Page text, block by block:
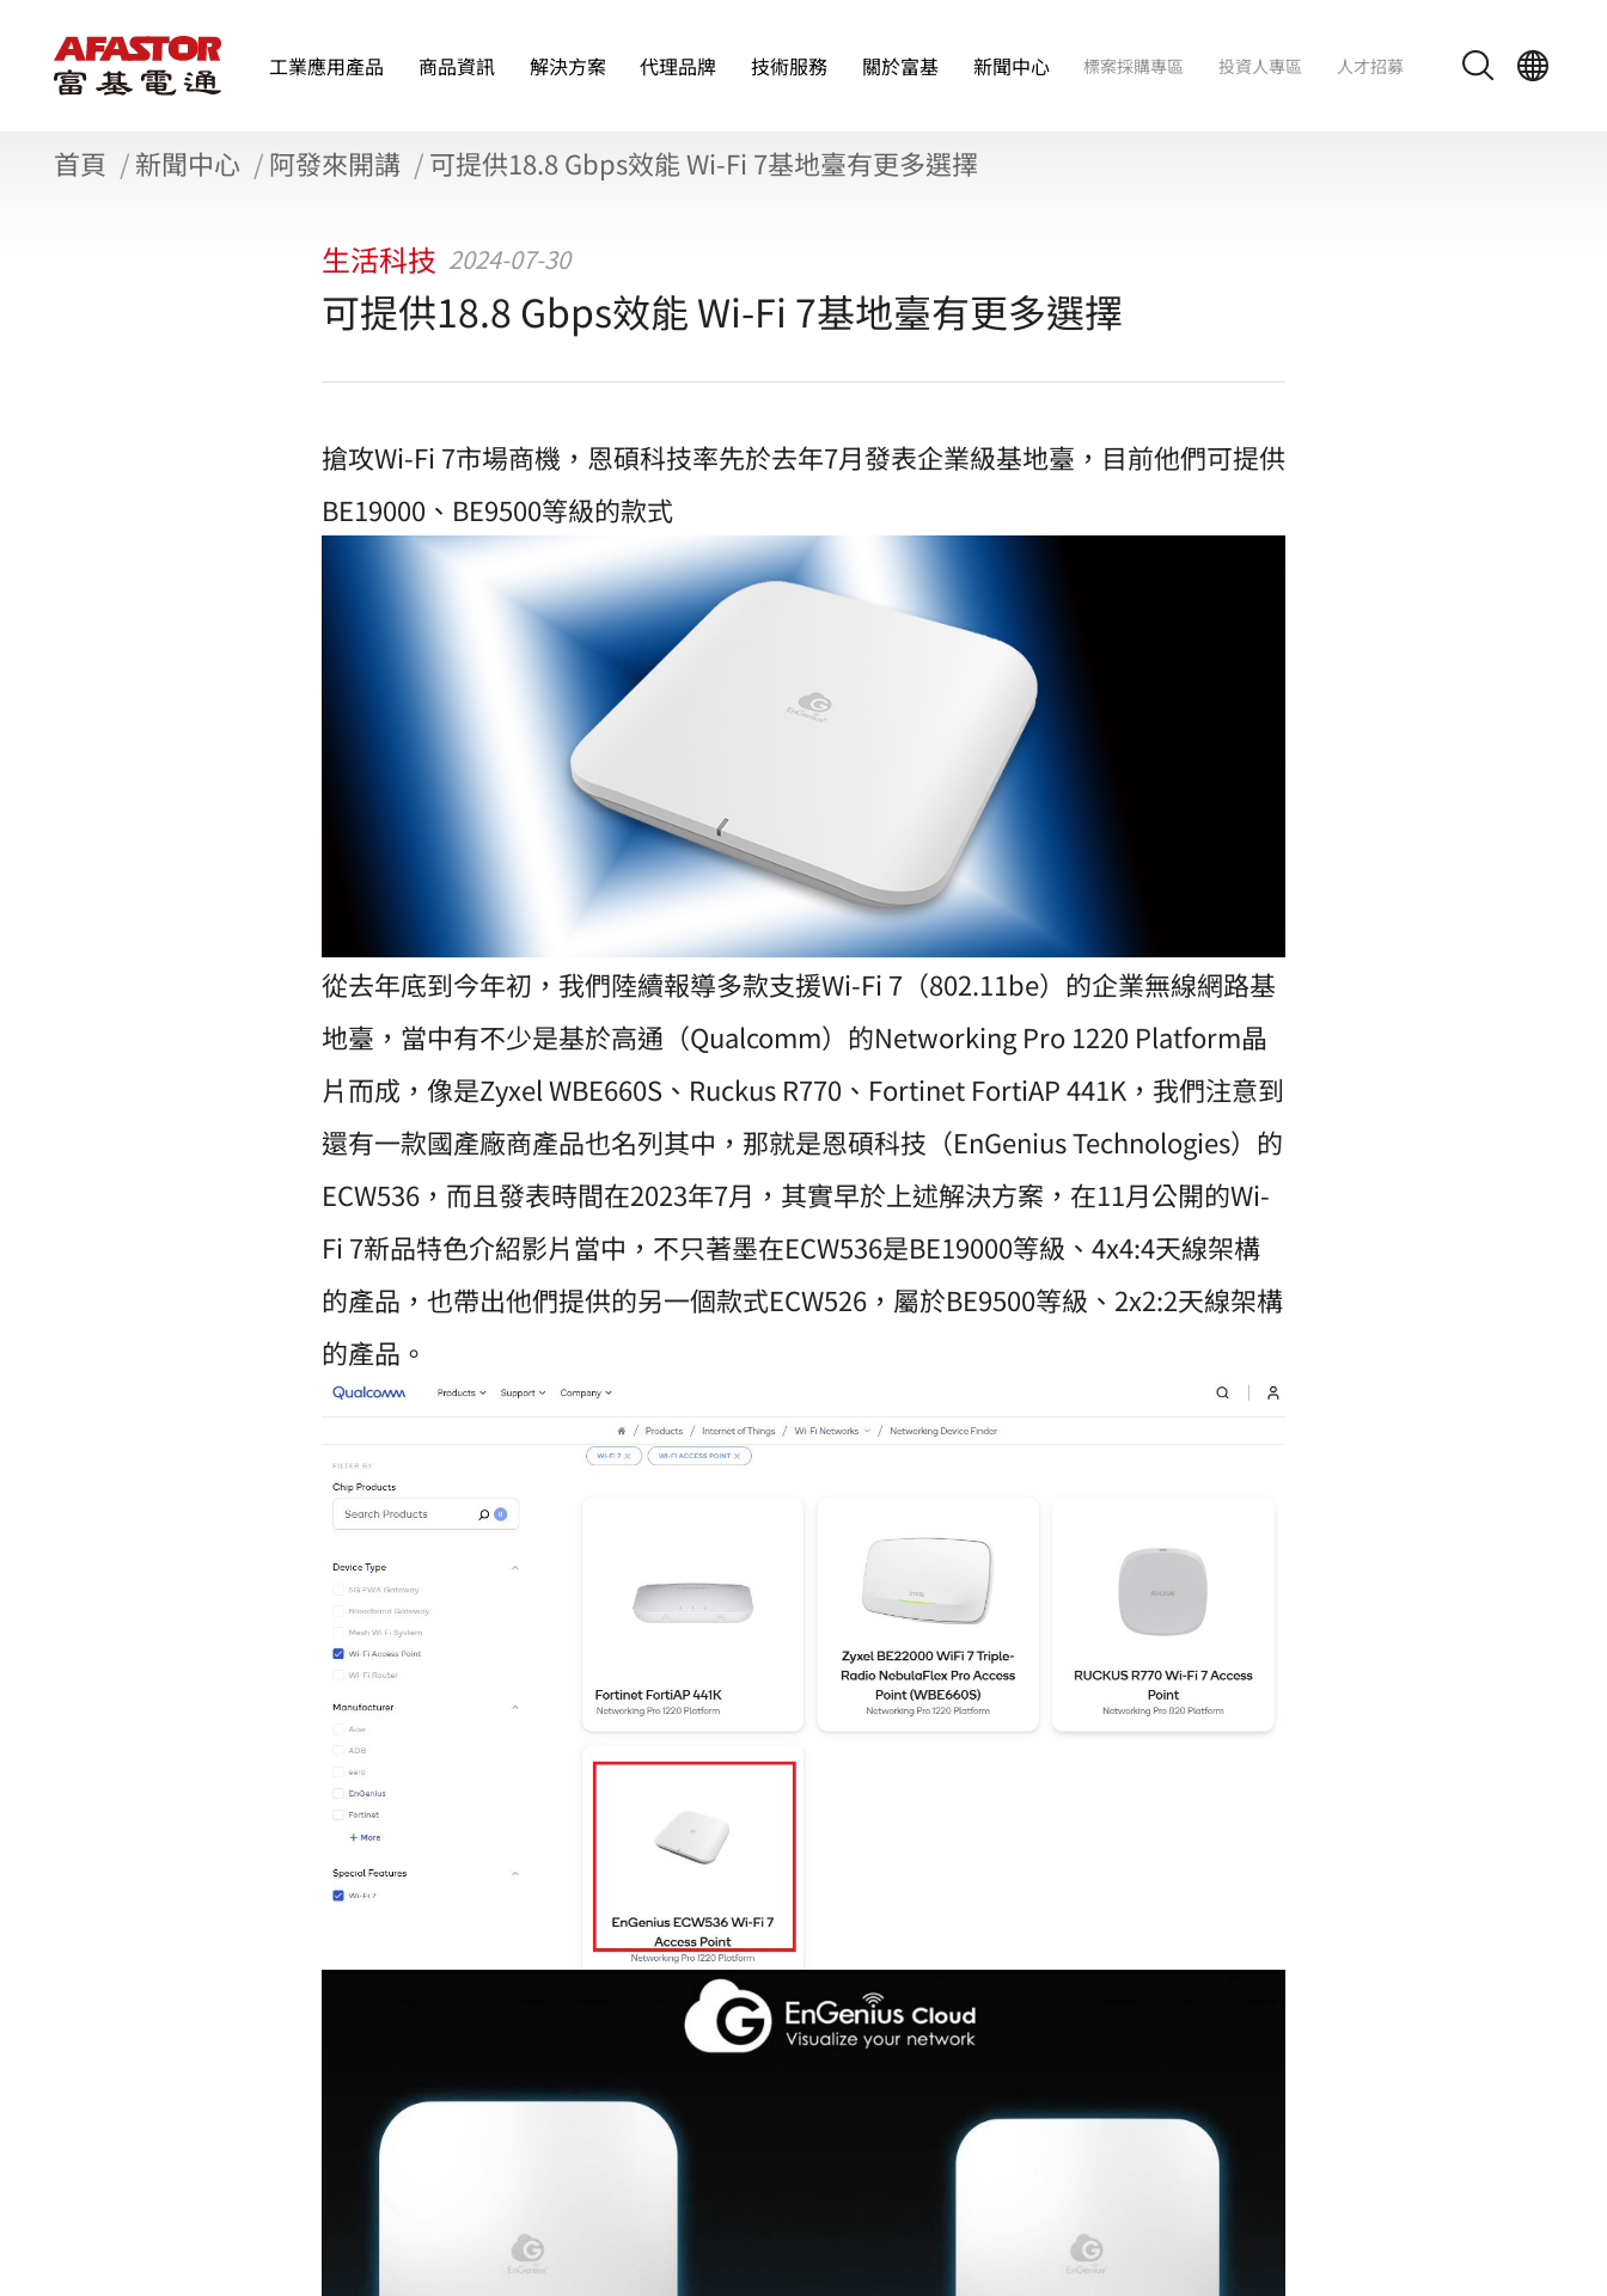
工業應用產品 商品資訊 解決方案 代理品牌 技術服務 關於富基 新聞中心 標案採購專區 投資人專區 人才招募
首頁 新聞中心 阿發來開講 可提供18.8 Gbps效能 Wi-Fi 7基地臺有更多選擇
生活科技 2024-07-30
可提供18.8 Gbps效能 Wi-Fi 7基地臺有更多選擇
搶攻Wi-Fi 7市場商機，恩碩科技率先於去年7月發表企業級基地臺，目前他們可提供
BE19000、BE9500等級的款式
從去年底到今年初，我們陸續報導多款支援Wi-Fi 7（802.11be）的企業無線網路基
地臺，當中有不少是基於高通（Qualcomm）的Networking Pro 1220 Platform晶
片而成，像是Zyxel WBE660S、Ruckus R770、Fortinet FortiAP 441K，我們注意到
還有一款國產廠商產品也名列其中，那就是恩碩科技（EnGenius Technologies）的
ECW536，而且發表時間在2023年7月，其實早於上述解決方案，在11月公開的Wi-
Fi 7新品特色介紹影片當中，不只著墨在ECW536是BE19000等級、4x4:4天線架構
的產品，也帶出他們提供的另一個款式ECW526，屬於BE9500等級、2x2:2天線架構
的產品。